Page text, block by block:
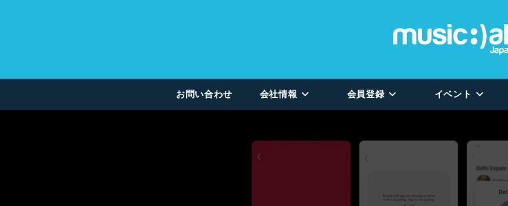
お問い合わせ 会社情報 会員登録 イベント